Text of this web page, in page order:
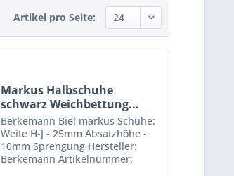
Artikel pro Seite:
Markus Halbschuhe
schwarz Weichbettung...
Berkemann Biel markus Schuhe:
Weite H-J - 25mm Absatzhöhe -
10mm Sprengung Hersteller:
Berkemann Artikelnummer: